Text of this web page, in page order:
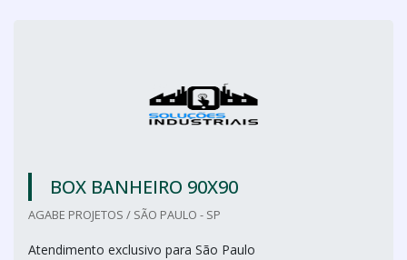
BOX BANHEIRO 90X90
AGABE PROJETOS / SÃO PAULO - SP
Atendimento exclusivo para São Paulo